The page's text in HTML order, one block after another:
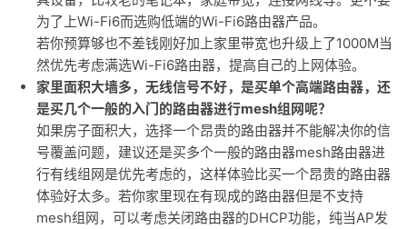
为了上Wi-Fi6而选购低端的Wi-Fi6路由器产品。
若你预算够也不差钱刚好加上家里带宽也升级上了1000M当
然优先考虑满选Wi-Fi6路由器，提高自己的上网体验。
家里面积大墙多，无线信号不好，是买单个高端路由器，还
是买几个一般的入门的路由器进行mesh组网呢？
如果房子面积大，选择一个昂贵的路由器并不能解决你的信
号覆盖问题，建议还是买多个一般的路由器mesh路由器进
行有线组网是优先考虑的，这样体验比买一个昂贵的路由器
体验好太多。若你家里现在有现成的路由器但是不支持
mesh组网，可以考虑关闭路由器的DHCP功能，纯当AP发